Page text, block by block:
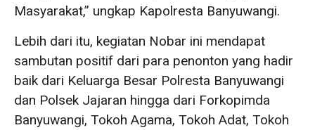
Masyarakat,” ungkap Kapolresta Banyuwangi.
Lebih dari itu, kegiatan Nobar ini mendapat
sambutan positif dari para penonton yang hadir
baik dari Keluarga Besar Polresta Banyuwangi
dan Polsek Jajaran hingga dari Forkopimda
Banyuwangi, Tokoh Agama, Tokoh Adat, Tokoh